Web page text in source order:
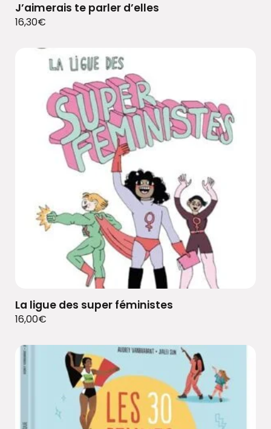
J’aimerais te parler d’elles
16,30€
La ligue des super féministes
16,00€